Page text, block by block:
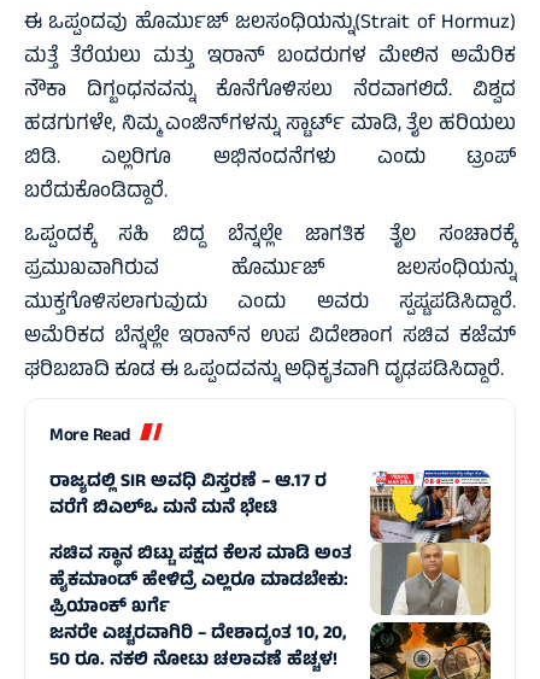
ಈ ಒಪ್ಪಂದವು ಹೊರ್ಮುಜ್ ಜಲಸಂಧಿಯನ್ನು(Strait of Hormuz)
ಮತ್ತೆ ತೆರೆಯಲು ಮತ್ತು ಇರಾನ್ ಬಂದರುಗಳ ಮೇಲಿನ ಅಮೆರಿಕ
ನೌಕಾ ದಿಗ್ಬಂಧನವನ್ನು ಕೊನೆಗೊಳಿಸಲು ನೆರವಾಗಲಿದೆ. ವಿಶ್ವದ
ಹಡಗುಗಳೇ, ನಿಮ್ಮ ಎಂಜಿನ್‌ಗಳನ್ನು ಸ್ಟಾರ್ಟ್ ಮಾಡಿ, ತೈಲ ಹರಿಯಲು
ಬಿಡಿ. ಎಲ್ಲರಿಗೂ ಅಭಿನಂದನೆಗಳು ಎಂದು ಟ್ರಂಪ್
ಬರೆದುಕೊಂಡಿದ್ದಾರೆ.
ಒಪ್ಪಂದಕ್ಕೆ ಸಹಿ ಬಿದ್ದ ಬೆನ್ನಲ್ಲೇ ಜಾಗತಿಕ ತೈಲ ಸಂಚಾರಕ್ಕೆ
ಪ್ರಮುಖವಾಗಿರುವ ಹೊರ್ಮುಜ್ ಜಲಸಂಧಿಯನ್ನು
ಮುಕ್ತಗೊಳಿಸಲಾಗುವುದು ಎಂದು ಅವರು ಸ್ಪಷ್ಟಪಡಿಸಿದ್ದಾರೆ.
ಅಮೆರಿಕದ ಬೆನ್ನಲ್ಲೇ ಇರಾನ್‌ನ ಉಪ ವಿದೇಶಾಂಗ ಸಚಿವ ಕಜೆಮ್
ಘರಿಬಬಾದಿ ಕೂಡ ಈ ಒಪ್ಪಂದವನ್ನು ಅಧಿಕೃತವಾಗಿ ದೃಢಪಡಿಸಿದ್ದಾರೆ.
More Read
ರಾಜ್ಯದಲ್ಲಿ SIR ಅವಧಿ ವಿಸ್ತರಣೆ – ಆ.17 ರ
ವರೆಗೆ ಬಿಎಲ್‌ಒ ಮನೆ ಮನೆ ಭೇಟಿ
ಸಚಿವ ಸ್ಥಾನ ಬಿಟ್ಟು ಪಕ್ಷದ ಕೆಲಸ ಮಾಡಿ ಅಂತ
ಹೈಕಮಾಂಡ್ ಹೇಳಿದ್ರೆ ಎಲ್ಲರೂ ಮಾಡಬೇಕು:
ಪ್ರಿಯಾಂಕ್ ಖರ್ಗೆ
ಜನರೇ ಎಚ್ಚರವಾಗಿರಿ – ದೇಶಾದ್ಯಂತ 10, 20,
50 ರೂ. ನಕಲಿ ನೋಟು ಚಲಾವಣೆ ಹೆಚ್ಚಳ!